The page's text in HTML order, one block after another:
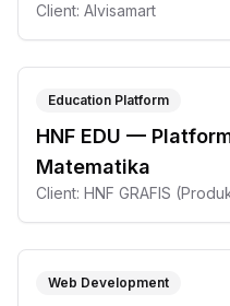
Client: Alvisamart
Education Platform
HNF EDU —
Matematika
Client: HNF GRAFIS
Web Development